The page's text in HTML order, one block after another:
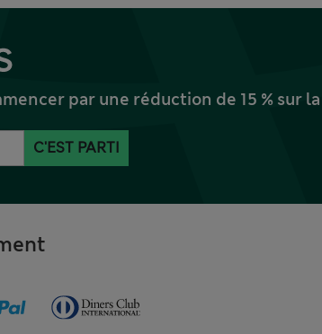
par une réduction de 15 % sur
C'EST PARTI